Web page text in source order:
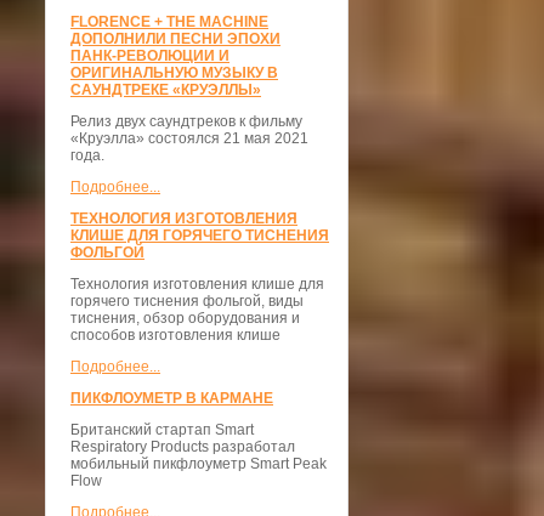
FLORENCE + THE MACHINE
ДОПОЛНИЛИ ПЕСНИ ЭПОХИ
ПАНК-РЕВОЛЮЦИИ И
ОРИГИНАЛЬНУЮ МУЗЫКУ В
САУНДТРЕКЕ «КРУЭЛЛЫ»
Релиз двух саундтреков к фильму
«Круэлла» состоялся 21 мая 2021
года.
Подробнее...
ТЕХНОЛОГИЯ ИЗГОТОВЛЕНИЯ
КЛИШЕ ДЛЯ ГОРЯЧЕГО ТИСНЕНИЯ
ФОЛЬГОЙ
Технология изготовления клише для
горячего тиснения фольгой, виды
тиснения, обзор оборудования и
способов изготовления клише
Подробнее...
ПИКФЛОУМЕТР В КАРМАНЕ
Британский стартап Smart
Respiratory Products разработал
мобильный пикфлоуметр Smart Peak
Flow
Подробнее...